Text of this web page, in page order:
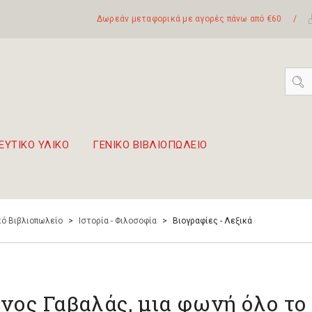
Δωρεάν μεταφορικά με αγορές πάνω από €60 /
ΥΛΙΚΟ ΓΕΝΙΚΟ ΒΙΒΛΙΟΠΩΛΕΙΟ
Βιβλιοπωλείο > Ιστορία - Φιλοσοφία > Βιογραφίες - Λεξικά
Γαβαλάς, μια φωνή όλο το